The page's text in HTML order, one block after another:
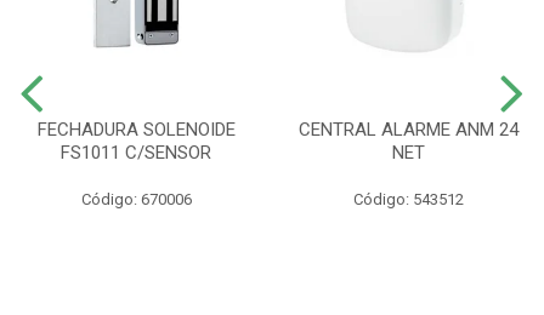
FECHADURA SOLENOIDE
FS1011 C/SENSOR
Código: 670006
CENTRAL ALARME ANM 24
NET
Código: 543512